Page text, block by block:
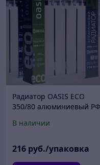
Радиатор OASIS ECO
350/80 алюминиевый РФ
В наличии
216 руб./упаковка